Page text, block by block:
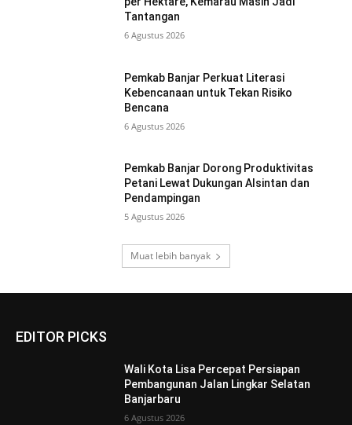
Tantangan
6 Agustus 2026
Pemkab Banjar Perkuat Literasi
Kebencanaan untuk Tekan Risiko
Bencana
6 Agustus 2026
Pemkab Banjar Dorong Produktivitas
Petani Lewat Dukungan Alsintan dan
Pendampingan
5 Agustus 2026
Muat lebih banyak
EDITOR PICKS
Wali Kota Lisa Percepat Persiapan
Pembangunan Jalan Lingkar Selatan
Banjarbaru
6 Agustus 2026